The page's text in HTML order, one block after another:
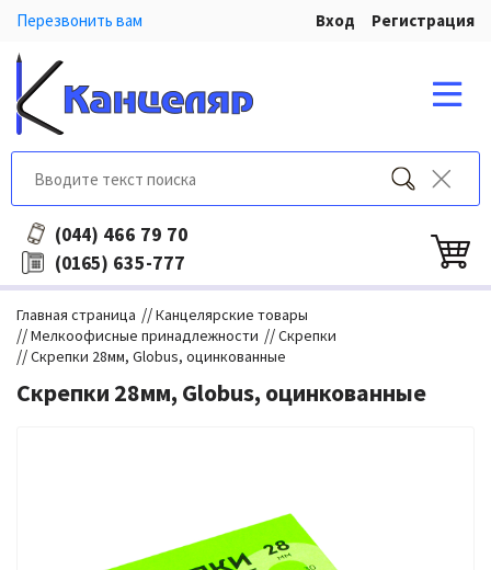
Перезвонить вам Вход Регистрация
(044) 466 79 70
(0165) 635-777
Главная страница //Канцелярские товары
//Мелкоофисные принадлежности //Скрепки
//Скрепки 28мм, Globus, оцинкованные
Скрепки 28мм, Globus, оцинкованные